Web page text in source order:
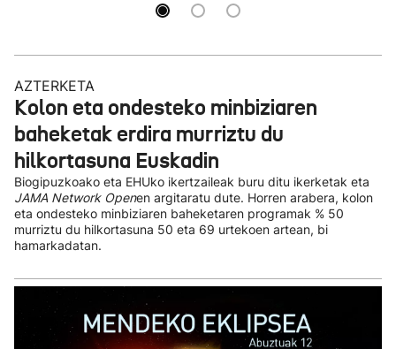
AZTERKETA
Kolon eta ondesteko minbiziaren
baheketak erdira murriztu du
hilkortasuna Euskadin
Biogipuzkoako eta EHUko ikertzaileak buru ditu ikerketak eta
JAMA Network Openen argitaratu dute. Horren arabera, kolon
eta ondesteko minbiziaren baheketaren programak % 50
murriztu du hilkortasuna 50 eta 69 urtekoen artean, bi
hamarkadatan.